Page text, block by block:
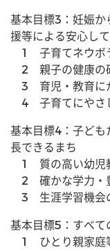
基本目標3：妊娠か
援等による安心し
1 子育てネウボ
2 親子の健康の
3 育児・教育に
4 子育てにやさ
基本目標4：子ども
長できるまち
1 質の高い幼児
2 確かな学力・
3 生涯学習機会
基本目標5：すべて
1 ひとり親家庭